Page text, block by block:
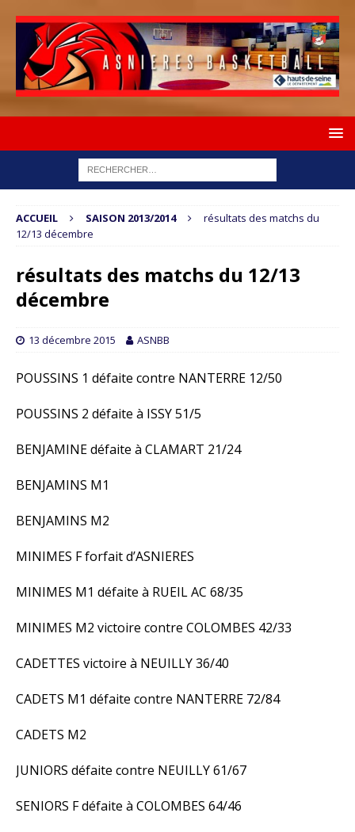
ACCUEIL SAISON 2013/2014
résultats des matchs du
12/13 décembre
résultats des matchs du 12/13
décembre
13 décembre 2015 ASNBB
POUSSINS 1 défaite contre NANTERRE 12/50
POUSSINS 2 défaite à ISSY 51/5
BENJAMINE défaite à CLAMART 21/24
BENJAMINS M1
BENJAMINS M2
MINIMES F forfait d’ASNIERES
MINIMES M1 défaite à RUEIL AC 68/35
MINIMES M2 victoire contre COLOMBES 42/33
CADETTES victoire à NEUILLY 36/40
CADETS M1 défaite contre NANTERRE 72/84
CADETS M2
JUNIORS défaite contre NEUILLY 61/67
SENIORS F défaite à COLOMBES 64/46